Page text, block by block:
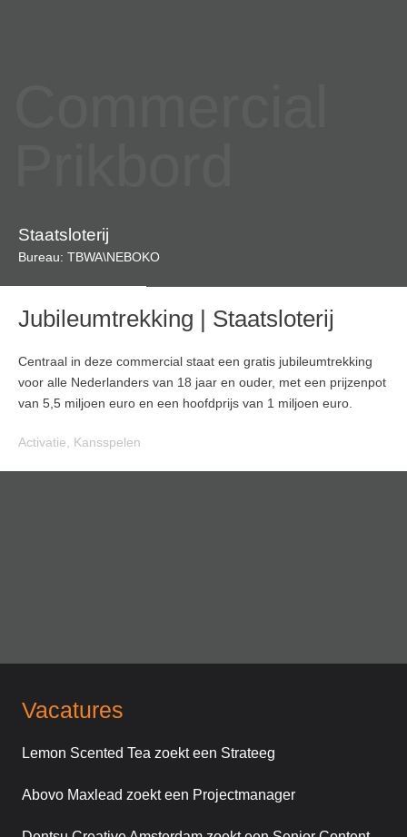
Staatsloterij
Bureau: TBWA\NEBOKO
Jubileumtrekking | Staatsloterij
Centraal in deze commercial staat een gratis jubileumtrekking
voor alle Nederlanders van 18 jaar en ouder, met een prijzenpot
van 5,5 miljoen euro en een hoofdprijs van 1 miljoen euro.
Activatie Kansspelen
Vacatures
Lemon Scented Tea zoekt een Strateeg
Abovo Maxlead zoekt een Projectmanager